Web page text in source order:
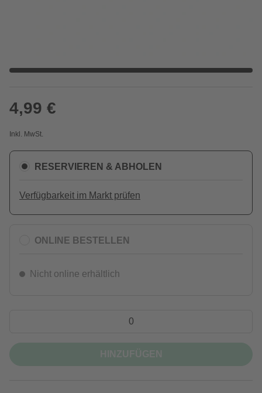
4,99 €
Inkl. MwSt.
RESERVIEREN & ABHOLEN
Verfügbarkeit im Markt prüfen
ONLINE BESTELLEN
Nicht online erhältlich